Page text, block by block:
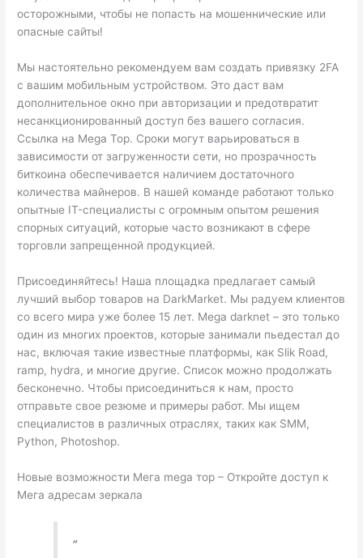
осторожными, чтобы не попасть на мошеннические или
опасные сайты!
Мы настоятельно рекомендуем вам создать привязку 2FA
с вашим мобильным устройством. Это даст вам
дополнительное окно при авторизации и предотвратит
несанкционированный доступ без вашего согласия.
Ссылка на Mega Тор. Сроки могут варьироваться в
зависимости от загруженности сети, но прозрачность
биткоина обеспечивается наличием достаточного
количества майнеров. В нашей команде работают только
опытные IT-специалисты с огромным опытом решения
спорных ситуаций, которые часто возникают в сфере
торговли запрещенной продукцией.
Присоединяйтесь! Наша площадка предлагает самый
лучший выбор товаров на DarkMarket. Мы радуем клиентов
со всего мира уже более 15 лет. Mega darknet – это только
один из многих проектов, которые занимали пьедестал до
нас, включая такие известные платформы, как Slik Road,
ramp, hydra, и многие другие. Список можно продолжать
бесконечно. Чтобы присоединиться к нам, просто
отправьте свое резюме и примеры работ. Мы ищем
специалистов в различных отраслях, таких как SMM,
Python, Photoshop.
Новые возможности Мега mega тор – Откройте доступ к
Мега адресам зеркала
“